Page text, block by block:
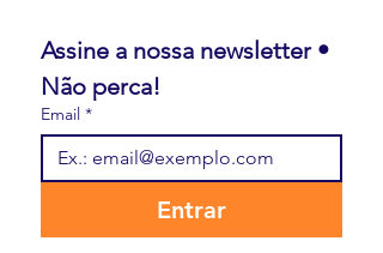
Assine a nossa newsletter •
Não perca!
Email *
Entrar